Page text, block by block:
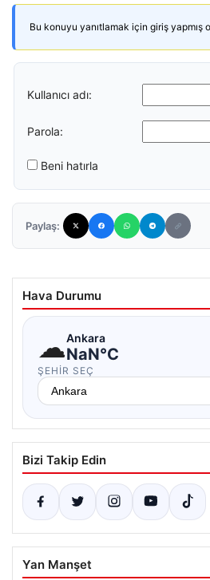
Bu konuyu yanıtlamak için giriş yapmış
Kullanıcı adı:
Parola:
Beni hatırla
Paylaş:
Hava Durumu
☁Ankara
NaN°C
ŞEHIR SEÇ
Bizi Takip Edin
Yan Manşet